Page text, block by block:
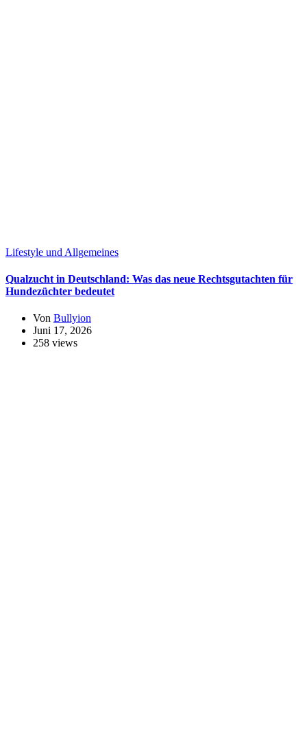
Lifestyle und Allgemeines
Qualzucht in Deutschland: Was das neue Rechtsgutachten für
Hundezüchter bedeutet
Von Bullyion
Juni 17, 2026
258 views